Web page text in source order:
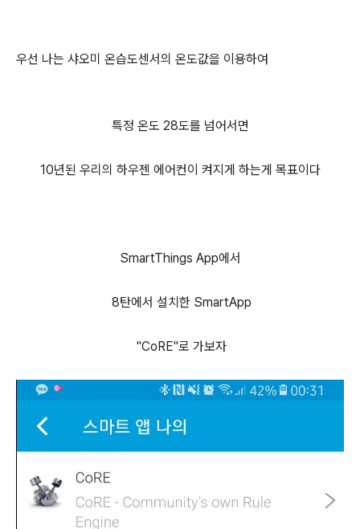
우선 나는 샤오미 온습도센서의 온도값을 이용하여
특정 온도 28도를 넘어서면
10년된 우리의 하우젠 에어컨이 켜지게 하는게 목표이다
SmartThings App에서
8탄에서 설치한 SmartApp
"CoRE"로 가보자